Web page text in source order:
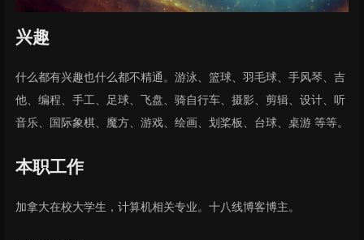
兴趣
什么都有兴趣也什么都不精通。游泳、篮球、羽毛球、手风琴、吉
他、编程、手工、足球、飞盘、骑自行车、摄影、剪辑、设计、听
音乐、国际象棋、魔方、游戏、绘画、划桨板、台球、桌游 等等。
本职工作
加拿大在校大学生，计算机相关专业。十八线博客博主。